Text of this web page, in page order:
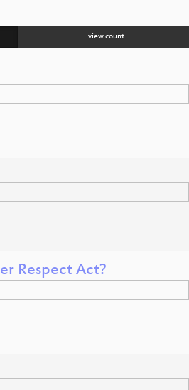
view count
Respect Act?